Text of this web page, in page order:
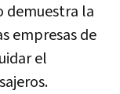
demuestra la
empresas de
el